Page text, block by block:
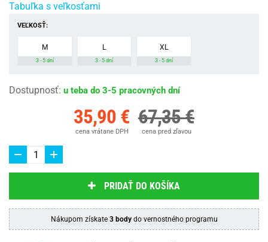
Tabuľka s veľkosťami
VEĽKOSŤ:
M
3 - 5 dní
L
3 - 5 dní
XL
3 - 5 dní
Dostupnosť: u teba do 3-5 pracovných dní
35,90 €
cena vrátane DPH
67,35 €
cena pred zľavou
PRIDAŤ DO KOŠÍKA
Nákupom získate 3 bodydo vernostného programu